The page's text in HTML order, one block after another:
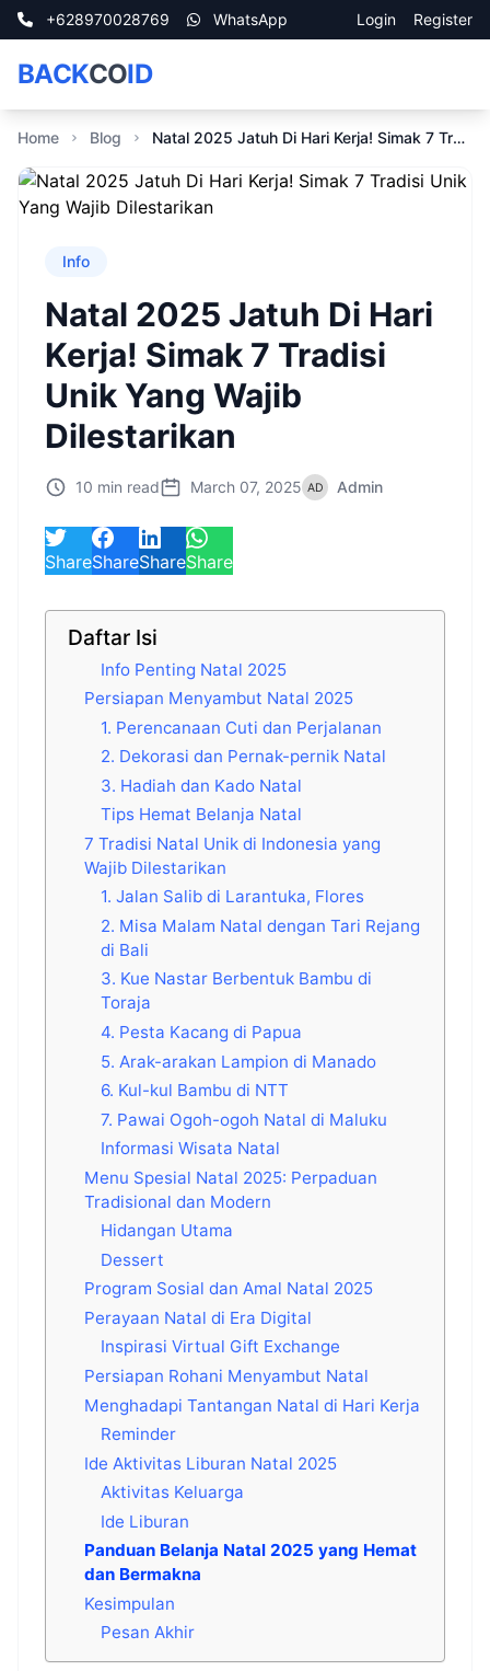
+628970028769 WhatsApp Login Register
BACKCOID
Home Blog Natal 2025 Jatuh Di Hari Kerja! Simak 7 Tradisi Unik Yang Wajib Dilestarikan
Info
Natal 2025 Jatuh Di Hari
Kerja! Simak 7 Tradisi
Unik Yang Wajib
Dilestarikan
10 min read March 07, 2025 Admin
ShareShareShareShare
Daftar Isi
Info Penting Natal 2025
Persiapan Menyambut Natal 2025
1. Perencanaan Cuti dan Perjalanan
2. Dekorasi dan Pernak-pernik Natal
3. Hadiah dan Kado Natal
Tips Hemat Belanja Natal
7 Tradisi Natal Unik di Indonesia yang
Wajib Dilestarikan
1. Jalan Salib di Larantuka, Flores
2. Misa Malam Natal dengan Tari Rejang
di Bali
3. Kue Nastar Berbentuk Bambu di
Toraja
4. Pesta Kacang di Papua
5. Arak-arakan Lampion di Manado
6. Kul-kul Bambu di NTT
7. Pawai Ogoh-ogoh Natal di Maluku
Informasi Wisata Natal
Menu Spesial Natal 2025: Perpaduan
Tradisional dan Modern
Hidangan Utama
Dessert
Program Sosial dan Amal Natal 2025
Perayaan Natal di Era Digital
Inspirasi Virtual Gift Exchange
Persiapan Rohani Menyambut Natal
Menghadapi Tantangan Natal di Hari Kerja
Reminder
Ide Aktivitas Liburan Natal 2025
Aktivitas Keluarga
Ide Liburan
Panduan Belanja Natal 2025 yang Hemat
dan Bermakna
Kesimpulan
Pesan Akhir